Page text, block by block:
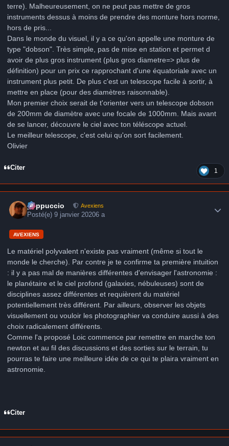
terre). Malheureusement, on ne peut pas mettre de gros
instruments dessus à moins de prendre des monture hors norme,
hors de pris...
Dans le monde du visuel, il y a ce qu'on appelle une monture de
type "dobson". Très simple, pas de mise en station et permet d
avoir de plus gros instrument (plus gros diametre=> plus de
définition) pour un prix ce rapprochant d'une équatoriale avec un
instrument plus petit. De plus c'est un telescope facile à sortir, à
mettre en place (pour des diamètres raisonnable).
Mon premier choix serait de t'orienter vers un telescope dobson
de 200mm de diamètre avec une focale de 1000mm. Mais avant
de se lancer, découvre le ciel avec ton téléscope actuel.
Le meilleur telescope, c'est celui qu'on sort facilement.
Olivier
Citer 1
peppuccio Avexiens
Posté(e)9 janvier 20206 a
AVEXIENS
Le matériel polyvalent n'existe pas vraiment (même si tout le
monde le cherche). Par contre je te confirme ta première intuition
: il y a pas mal de manières différentes d'envisager l'astronomie :
le planétaire et le ciel profond (galaxies, nébuleuses) sont de
disciplines assez différentes et requièrent du matériel
potentiellement très différent. Par ailleurs, observer les objets
visuellement ou vouloir les photographier va conduire aussi à des
choix radicalement différents.
Comme l'a proposé Loic commence par remettre en marche ton
newton et au fil des discussions et des sorties sur le terrain, tu
pourras te faire une meilleure idée de ce qui te plaira vraiment en
astronomie.
Citer